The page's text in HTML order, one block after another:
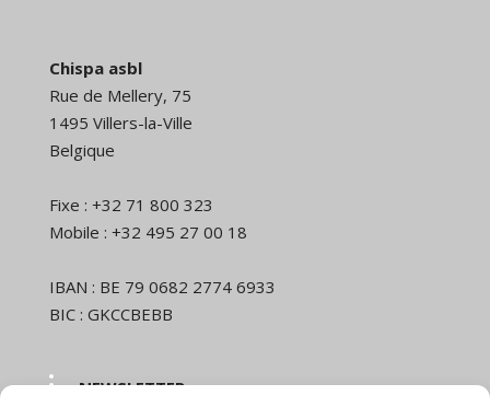
Chispa asbl
Rue de Mellery, 75
1495 Villers-la-Ville
Belgique
Fixe : +32 71 800 323
Mobile : +32 495 27 00 18
IBAN : BE 79 0682 2774 6933
BIC : GKCCBEBB
NEWSLETTER